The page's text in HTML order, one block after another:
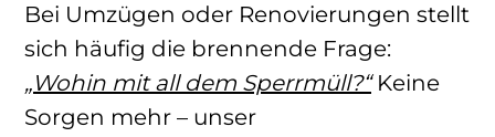
Bei Umzügen oder Renovierungen stellt
sich häufig die brennende Frage:
„Wohin mit all dem Sperrmüll?“Keine
Sorgen mehr – unser